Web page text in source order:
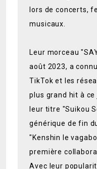
lors de concerts,
musicaux.
Leur morceau
août 2023, a
TikTok et les
plus grand hit à ce
leur titre "Suikou
générique de fin
"Kenshin le
première
Avec leur